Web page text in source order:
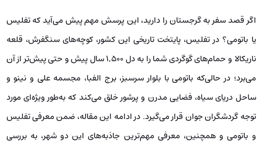
اگر قصد سفر به گرجستان را دارید، این پرسش مهم پیش می‌آید که تفلیس
یا باتومی؟ در تفلیس، پایتخت تاریخی این کشور، کوچه‌های سنگفرش، قلعه
ناریکالا و حمام‌های گوگردی شما را به دل ۱,۵۰۰ سال پیش و حتی پیش‌تر از آن
می‌برد؛ در حالی‌که باتومی با بلوار سرسبز، برج الفبا، مجسمه علی و نینو و
ساحل دریای سیاه، فضایی مدرن و پرشور خلق می‌کند که به‌طور ویژه‌ای مورد
توجه گردشگران جوان قرار می‌گیرد. در ادامه این مقاله، ضمن معرفی تفلیس
و باتومی و همچنین، معرفی مهم‌ترین جاذبه‌های این دو شهر، به بررسی